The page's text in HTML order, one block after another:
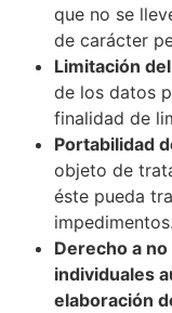
que no se
de carácter
Limitación
de los datos
finalidad de
Portabilidad
objeto de
éste pueda
impedimentos.
Derecho a
individuales
elaboración